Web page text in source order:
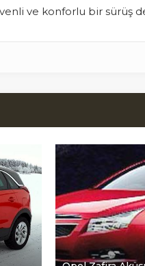
ve konforlu bir sürüş